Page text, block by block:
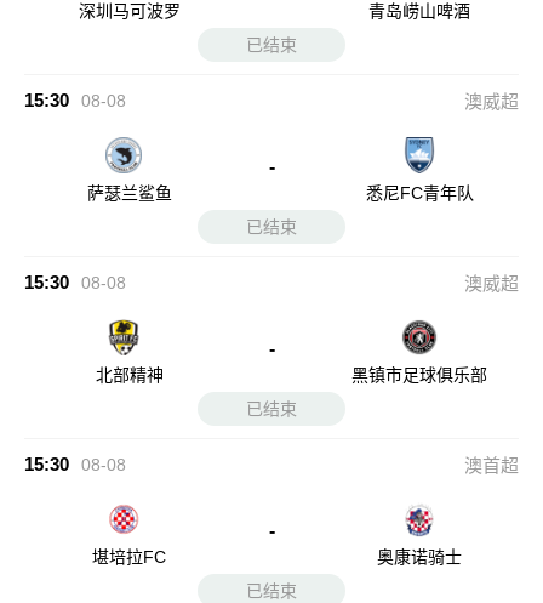
深圳马可波罗
青岛崂山啤酒
已结束
15:30 08-08 澳威超
萨瑟兰鲨鱼
-
悉尼FC青年队
已结束
15:30 08-08 澳威超
北部精神
-
黑镇市足球俱乐部
已结束
15:30 08-08 澳首超
堪培拉FC
-
奥康诺骑士
已结束